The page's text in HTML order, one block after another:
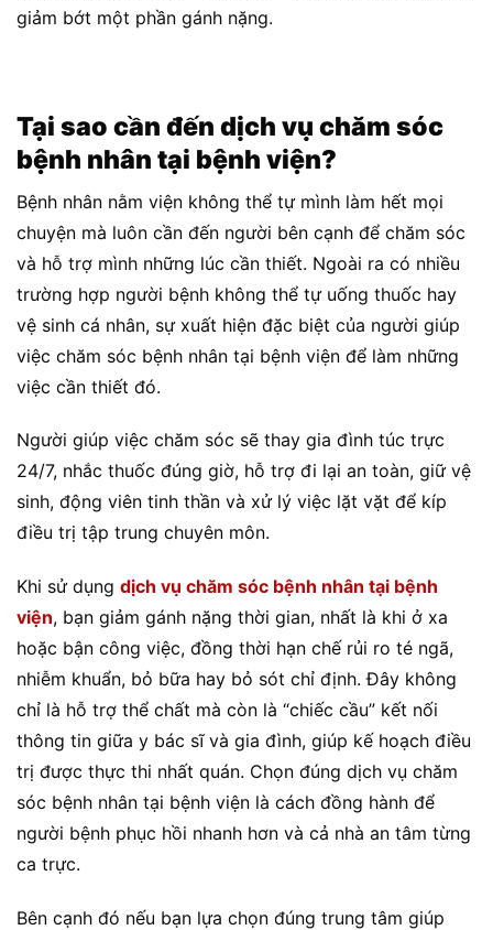
giảm bớt một phần gánh nặng.
Tại sao cần đến dịch vụ chăm sóc
bệnh nhân tại bệnh viện?
Bệnh nhân nằm viện không thể tự mình làm hết mọi
chuyện mà luôn cần đến người bên cạnh để chăm sóc
và hỗ trợ mình những lúc cần thiết. Ngoài ra có nhiều
trường hợp người bệnh không thể tự uống thuốc hay
vệ sinh cá nhân, sự xuất hiện đặc biệt của người giúp
việc chăm sóc bệnh nhân tại bệnh viện để làm những
việc cần thiết đó.
Người giúp việc chăm sóc sẽ thay gia đình túc trực
24/7, nhắc thuốc đúng giờ, hỗ trợ đi lại an toàn, giữ vệ
sinh, động viên tinh thần và xử lý việc lặt vặt để kíp
điều trị tập trung chuyên môn.
Khi sử dụng dịch vụ chăm sóc bệnh nhân tại bệnh
viện, bạn giảm gánh nặng thời gian, nhất là khi ở xa
hoặc bận công việc, đồng thời hạn chế rủi ro té ngã,
nhiễm khuẩn, bỏ bữa hay bỏ sót chỉ định. Đây không
chỉ là hỗ trợ thể chất mà còn là “chiếc cầu” kết nối
thông tin giữa y bác sĩ và gia đình, giúp kế hoạch điều
trị được thực thi nhất quán. Chọn đúng dịch vụ chăm
sóc bệnh nhân tại bệnh viện là cách đồng hành để
người bệnh phục hồi nhanh hơn và cả nhà an tâm từng
ca trực.
Bên cạnh đó nếu bạn lựa chọn đúng trung tâm giúp